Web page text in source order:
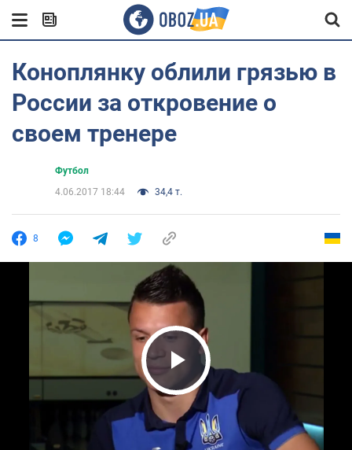
Коноплянку облили грязью в
России за откровение о
своем тренере
Футбол
4.06.2017 18:44
34,4 т.
8
Play Video